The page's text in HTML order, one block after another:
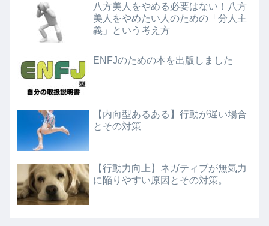
八方美人をやめる必要はない！八方
美人をやめたい人のための「分人主
義」という考え方
ENFJのための本を出版しました
【内向型あるある】行動が遅い場合
とその対策
【行動力向上】ネガティブが無気力
に陥りやすい原因とその対策。